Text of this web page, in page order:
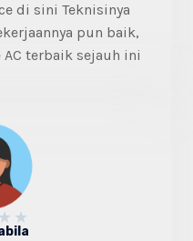
di sini Teknisinya
pun baik,
AC terbaik sejauh ini
★ ★